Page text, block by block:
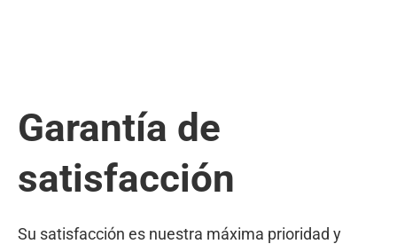
Garantía de
satisfacción
Su satisfacción es nuestra máxima prioridad y